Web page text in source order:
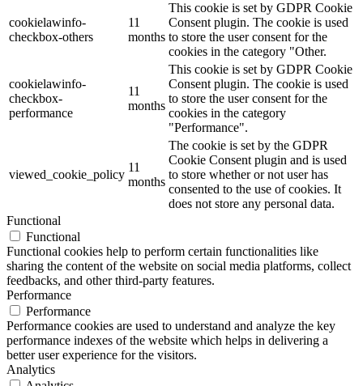
cookielawinfo-
checkbox-others
11
months
This cookie is set by GDPR Cookie
Consent plugin. The cookie is used
to store the user consent for the
cookies in the category "Other.
cookielawinfo-
checkbox-
performance
11
months
This cookie is set by GDPR Cookie
Consent plugin. The cookie is used
to store the user consent for the
cookies in the category
"Performance".
viewed_cookie_policy
11
months
The cookie is set by the GDPR
Cookie Consent plugin and is used
to store whether or not user has
consented to the use of cookies. It
does not store any personal data.
Functional
Functional
Functional cookies help to perform certain functionalities like
sharing the content of the website on social media platforms, collect
feedbacks, and other third-party features.
Performance
Performance
Performance cookies are used to understand and analyze the key
performance indexes of the website which helps in delivering a
better user experience for the visitors.
Analytics